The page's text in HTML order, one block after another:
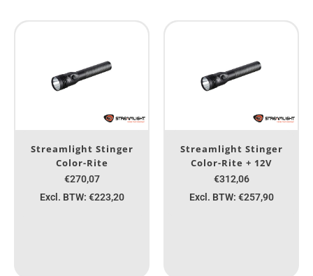
Streamlight Stinger
Color-Rite
€270,07
Excl. BTW: €223,20
Streamlight Stinger
Color-Rite + 12V
€312,06
Excl. BTW: €257,90